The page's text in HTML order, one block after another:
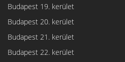
Budapest 19. kerület
Budapest 20. kerület
Budapest 21. kerület
Budapest 22. kerület